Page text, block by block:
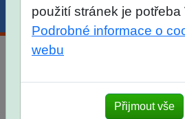
Menu Účet Košík
po skutečných přijímacích
použití stránek je
Podrobné informace o
webu
Přijmout vše